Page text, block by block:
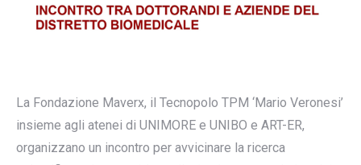
La Fondazione Maverx, il Tecnopolo TPM ‘Mario Veronesi’
insieme agli atenei di UNIMORE e UNIBO e ART-ER,
organizzano un incontro per avvicinare la ricerca